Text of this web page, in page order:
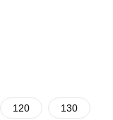
120 130